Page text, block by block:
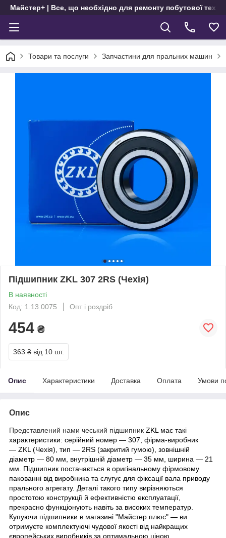
Майстер+ | Все, що необхідно для ремонту побутової
Товари та послуги Запчастини для пральних машин
Підшипник ZKL 307 2RS (Чехія)
В наявності
Код: 1.13.0075
Опт і роздріб
454 ₴
363 ₴ від 10 шт.
Опис Характеристики Доставка Оплата Умови
Опис
Представлений нами чеський підшипник ZKL має такі
характеристики: серійний номер — 307, фірма-виробник
— ZKL (Чехія), тип — 2RS (закритий гумою), зовнішній
діаметр — 80 мм, внутрішній діаметр — 35 мм, ширина — 21
мм. Підшипник постачається в оригінальному фірмовому
пакованні від виробника та слугує для фіксації вала приводу
прального агрегату. Деталі такого типу вирізняються
простотою конструкції й ефективністю експлуатації,
прекрасно функціонують навіть за високих температур.
Купуючи підшипники в магазині "Майстер плюс" — ви
отримуєте комплектуючі чудової якості від найкращих
європейських виробників за оптимальною ціною.